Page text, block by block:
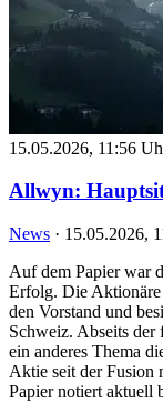
15.05.2026, 11:56
Allwyn:
News · 15.05.2026,
Auf dem Papier war
Erfolg. Die Aktionäre
den Vorstand und
Schweiz. Abseits der
ein anderes Thema
Aktie seit der Fusion
Papier notiert